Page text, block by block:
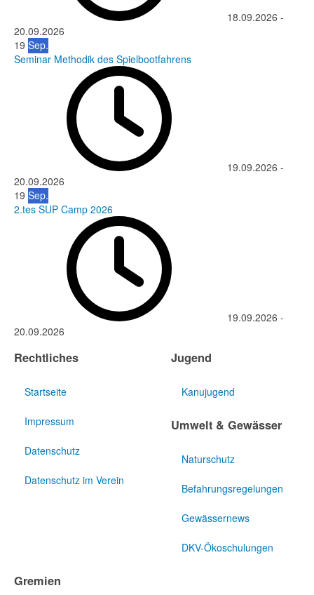
18.09.2026 -
20.09.2026
19 Sep.
Seminar Methodik des Spielbootfahrens
19.09.2026 -
20.09.2026
19 Sep.
2.tes SUP Camp 2026
19.09.2026 -
20.09.2026
Rechtliches
Startseite
Impressum
Datenschutz
Datenschutz im Verein
Jugend
Kanujugend
Umwelt & Gewässer
Naturschutz
Befahrungsregelungen
Gewässernews
DKV-Ökoschulungen
Gremien